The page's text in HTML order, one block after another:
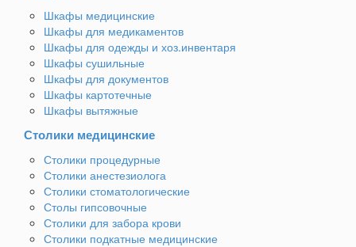
Шкафы медицинские
Шкафы для медикаментов
Шкафы для одежды и хоз.инвентаря
Шкафы сушильные
Шкафы для документов
Шкафы картотечные
Шкафы вытяжные
Столики медицинские
Столики процедурные
Столики анестезиолога
Столики стоматологические
Столы гипсовочные
Столики для забора крови
Столики подкатные медицинские